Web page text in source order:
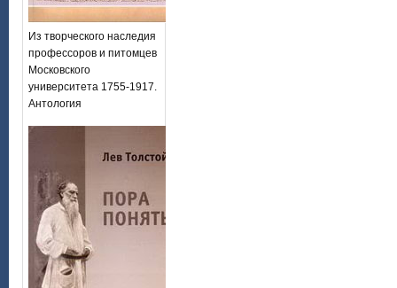
Из творческого наследия
профессоров и питомцев
Московского
университета 1755-1917.
Антология